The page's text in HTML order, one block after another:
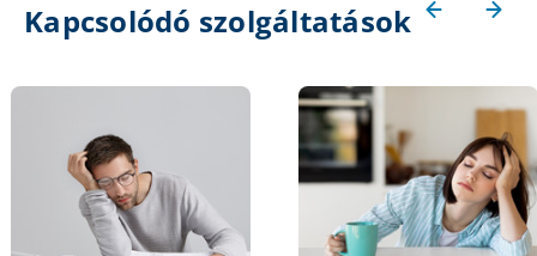
Kapcsolódó szolgáltatások